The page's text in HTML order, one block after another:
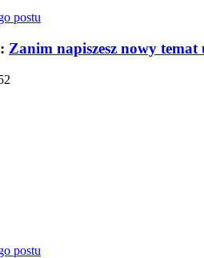
Zanim napiszesz nowy